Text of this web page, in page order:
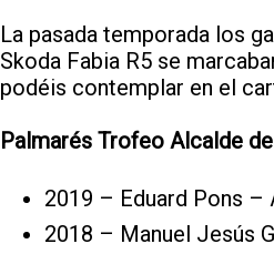
La pasada temporada los
Skoda Fabia R5 se
podéis contemplar en el
Palmarés Trofeo Alcalde
2019 – Eduard Pons –
2018 – Manuel Jesús